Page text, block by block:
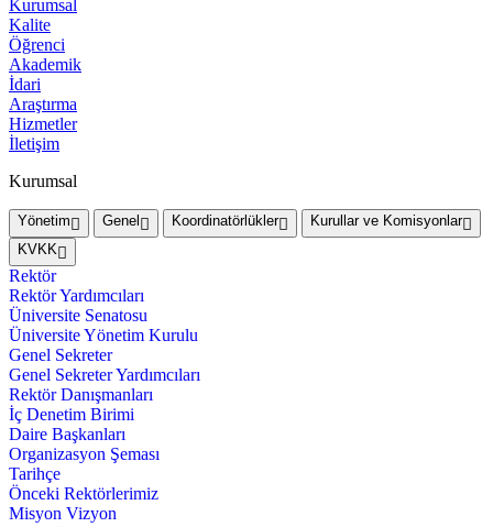
Kurumsal
Kalite
Öğrenci
Akademik
İdari
Araştırma
Hizmetler
İletişim
Kurumsal
Yönetim Genel Koordinatörlükler
Kurullar ve Komisyonlar
KVKK
Rektör
Rektör Yardımcıları
Üniversite Senatosu
Üniversite Yönetim Kurulu
Genel Sekreter
Genel Sekreter Yardımcıları
Rektör Danışmanları
İç Denetim Birimi
Daire Başkanları
Organizasyon Şeması
Tarihçe
Önceki Rektörlerimiz
Misyon Vizyon